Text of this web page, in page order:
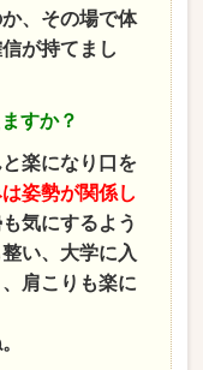
、その場で体
が持てまし
すか？
楽になり口を
姿勢が関係し
気にするよう
い、大学に入
肩こりも楽に